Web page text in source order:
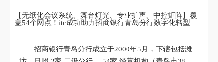
【无纸化会议系统、舞台灯光、专业扩声、中控矩阵】覆
盖54个网点！itc成功助力招商银行青岛分行数字化转型
招商银行青岛分行成立于2000年5月，下辖包括潍